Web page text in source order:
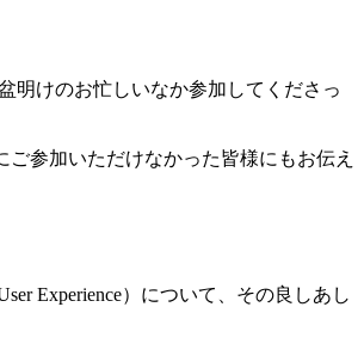
明けのお忙しいなか参加してくださっ
参加いただけなかった皆様にもお伝え
Experience）について、その良しあし